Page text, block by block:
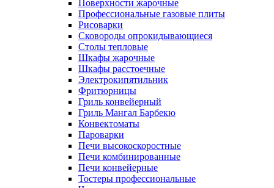
Поверхности жарочные
Профессиональные газовые плиты
Рисоварки
Сковороды опрокидывающиеся
Столы тепловые
Шкафы жарочные
Шкафы расстоечные
Электрокипятильник
Фритюрницы
Гриль конвейерный
Гриль Мангал Барбекю
Конвектоматы
Пароварки
Печи высокоскоростные
Печи комбинированные
Печи конвейерные
Тостеры профессиональные